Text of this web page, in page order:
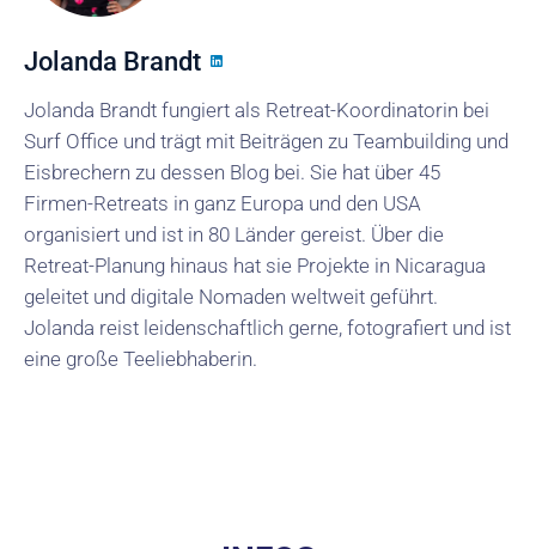
Jolanda Brandt
Jolanda Brandt fungiert als Retreat-Koordinatorin bei
Surf Office und trägt mit Beiträgen zu Teambuilding und
Eisbrechern zu dessen Blog bei. Sie hat über 45
Firmen-Retreats in ganz Europa und den USA
organisiert und ist in 80 Länder gereist. Über die
Retreat-Planung hinaus hat sie Projekte in Nicaragua
geleitet und digitale Nomaden weltweit geführt.
Jolanda reist leidenschaftlich gerne, fotografiert und ist
eine große Teeliebhaberin.